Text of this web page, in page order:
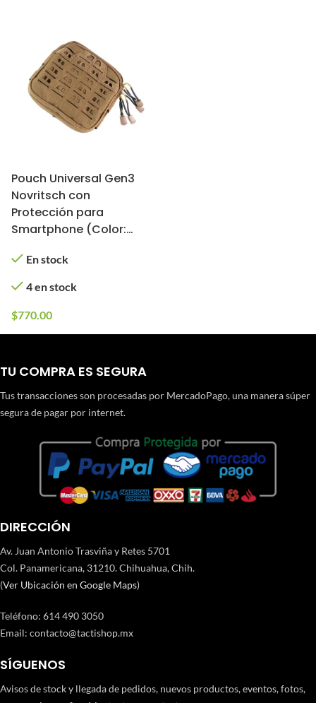
Pouch Universal Gen3
Novritsch con
Protección para
Smartphone (Color:
En stock
4 en stock
$770.00
TU COMPRA ES SEGURA
Tus transacciones son procesadas por MercadoPago, una manera súper
segura de pagar por internet.
DIRECCIÓN
Av. Juan Antonio Trasviña y Retes 5701
Col. Panamericana, 31210. Chihuahua, Chih.
(Ver Ubicación en Google Maps)
Teléfono: 614 490 3050
Email: contacto@tactishop.mx
SÍGUENOS
Avisos de stock y llegada de pedidos, nuevos productos, eventos, fotos,